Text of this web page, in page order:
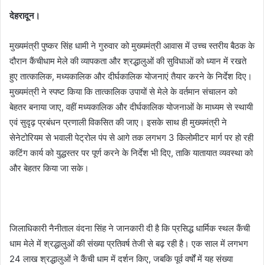
देहरादून।
मुख्यमंत्री पुष्कर सिंह धामी ने गुरुवार को मुख्यमंत्री आवास में उच्च स्तरीय बैठक के
दौरान कैंचीधाम मेले की व्यापकता और श्रद्धालुओं की सुविधाओं को ध्यान में रखते
हुए तात्कालिक, मध्यकालिक और दीर्घकालिक योजनाएं तैयार करने के निर्देश दिए।
मुख्यमंत्री ने स्पष्ट किया कि तात्कालिक उपायों से मेले के वर्तमान संचालन को
बेहतर बनाया जाए, वहीं मध्यकालिक और दीर्घकालिक योजनाओं के माध्यम से स्थायी
एवं सुदृढ़ प्रबंधन प्रणाली विकसित की जाए। इसके साथ ही मुख्यमंत्री ने
सेनेटोरियम से भवाली पेट्रोल पंप से आगे तक लगभग 3 किलोमीटर मार्ग पर हो रही
कटिंग कार्य को युद्धस्तर पर पूर्ण करने के निर्देश भी दिए, ताकि यातायात व्यवस्था को
और बेहतर किया जा सके।
जिलाधिकारी नैनीताल वंदना सिंह ने जानकारी दी है कि प्रसिद्ध धार्मिक स्थल कैंची
धाम मेले में श्रद्धालुओं की संख्या प्रतिवर्ष तेजी से बढ़ रही है। एक साल में लगभग
24 लाख श्रद्धालुओं ने कैंची धाम में दर्शन किए, जबकि पूर्व वर्षों में यह संख्या